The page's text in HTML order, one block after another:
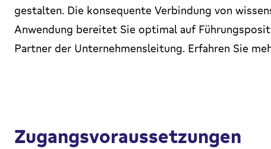
gestalten. Die konsequente Verbindung von
Anwendung bereitet Sie optimal auf
Partner der Unternehmensleitung. Erfahren Sie
Zugangsvoraussetzungen